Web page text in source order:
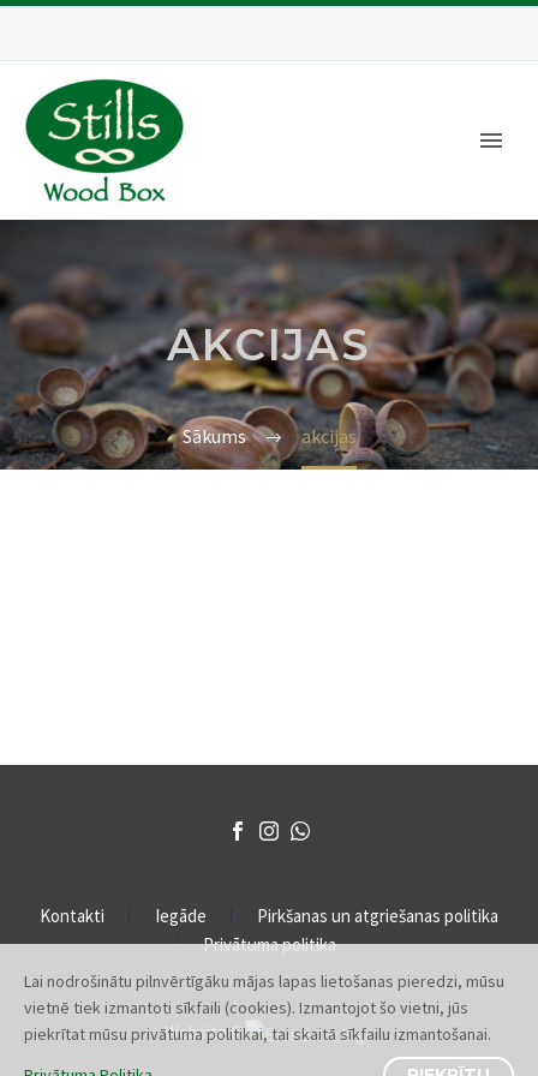
AKCIJAS
Sākums akcijas
Kontakti Iegāde
Pirkšanas un atgriešanas politika
Privātuma politika
Website ©
Lai nodrošinātu pilnvērtīgāku mājas lapas lietošanas pieredzi, mūsu
vietnē tiek izmantoti sīkfaili (cookies). Izmantojot šo vietni, jūs
piekrītat mūsu privātuma politikai, tai skaitā sīkfailu izmantošanai.